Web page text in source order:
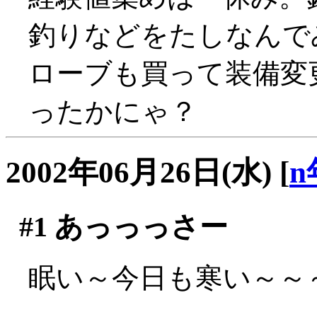
釣りなどをたしなん
ローブも買って装備
ったかにゃ？
2002年06月26日(水) [n
#1 あっっっさー
眠い～今日も寒い～～